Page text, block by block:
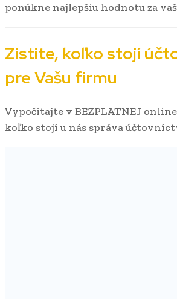
ponúkne najlepšiu hodnotu za
Zistite, koľko stojí
pre Vašu firmu
Vypočítajte v BEZPLATNEJ
koľko stojí u nás správa